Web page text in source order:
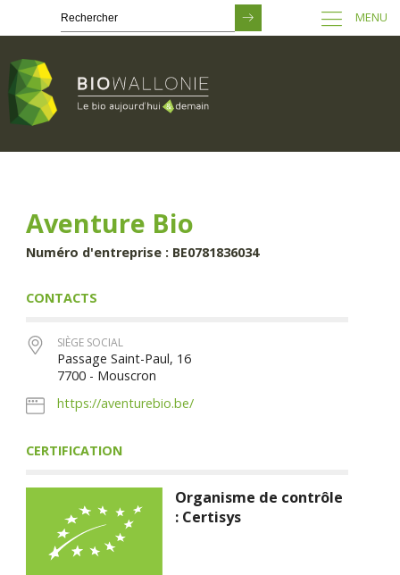
principal
MENU
Aventure Bio
Numéro d'entreprise : BE0781836034
CONTACTS
SIÈGE SOCIAL
Passage Saint-Paul, 16
7700 - Mouscron
https://aventurebio.be/
CERTIFICATION
Organisme de contrôle
: Certisys